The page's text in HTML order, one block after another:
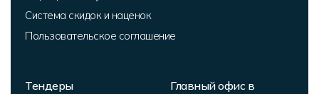
Система скидок и наценок
Пользовательское соглашение
Тендеры
Главный офис в